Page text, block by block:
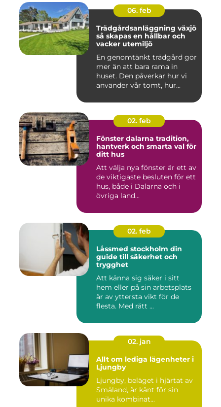
06. feb
Trädgårdsanläggning växjö
så skapas en hållbar och
vacker utemiljö
En genomtänkt trädgård gör
mer än att bara rama in
huset. Den påverkar hur vi
använder vår tomt, hur...
02. feb
Fönster dalarna tradition,
hantverk och smarta val för
ditt hus
Att välja nya fönster är ett av
de viktigaste besluten för ett
hus, både i Dalarna och i
övriga land...
02. feb
Låssmed stockholm din
guide till säkerhet och
trygghet
Att känna sig säker i sitt
hem eller på sin arbetsplats
är av yttersta vikt för de
flesta. Med rätt ...
02. jan
Allt om lediga lägenheter i
Ljungby
Ljungby, beläget i hjärtat av
Småland, är känt för sin
unika kombinat...